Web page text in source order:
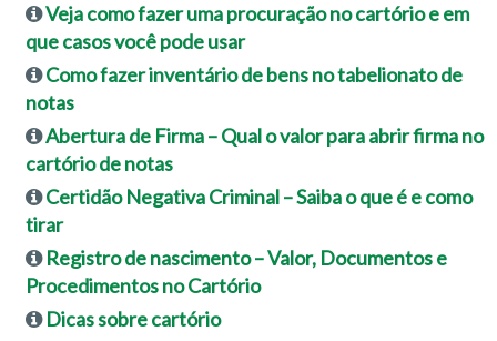
Veja como fazer uma procuração no cartório e em
que casos você pode usar
Como fazer inventário de bens no tabelionato de
notas
Abertura de Firma – Qual o valor para abrir firma no
cartório de notas
Certidão Negativa Criminal – Saiba o que é e como
tirar
Registro de nascimento – Valor, Documentos e
Procedimentos no Cartório
Dicas sobre cartório